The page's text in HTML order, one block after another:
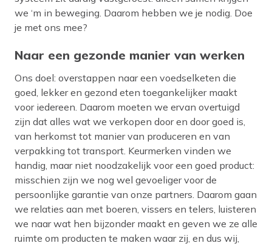
we ‘m in beweging. Daarom hebben we je nodig. Doe
je met ons mee?
Naar een gezonde manier van werken
Ons doel: overstappen naar een voedselketen die
goed, lekker en gezond eten toegankelijker maakt
voor iedereen. Daarom moeten we ervan overtuigd
zijn dat alles wat we verkopen door en door goed is,
van herkomst tot manier van produceren en van
verpakking tot transport. Keurmerken vinden we
handig, maar niet noodzakelijk voor een goed product:
misschien zijn we nog wel gevoeliger voor de
persoonlijke garantie van onze partners. Daarom gaan
we relaties aan met boeren, vissers en telers, luisteren
we naar wat hen bijzonder maakt en geven we ze alle
ruimte om producten te maken waar zij, en dus wij,